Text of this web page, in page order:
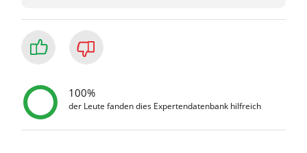
100%
der Leute fanden dies Expertendatenbank hilfreich